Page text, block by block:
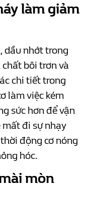
làm giảm
dầu nhớt trong
bôi trơn và
chi tiết trong
làm việc kém
sức hơn để vận
mất đi sự nhạy
động cơ nóng
hóc.
mòn